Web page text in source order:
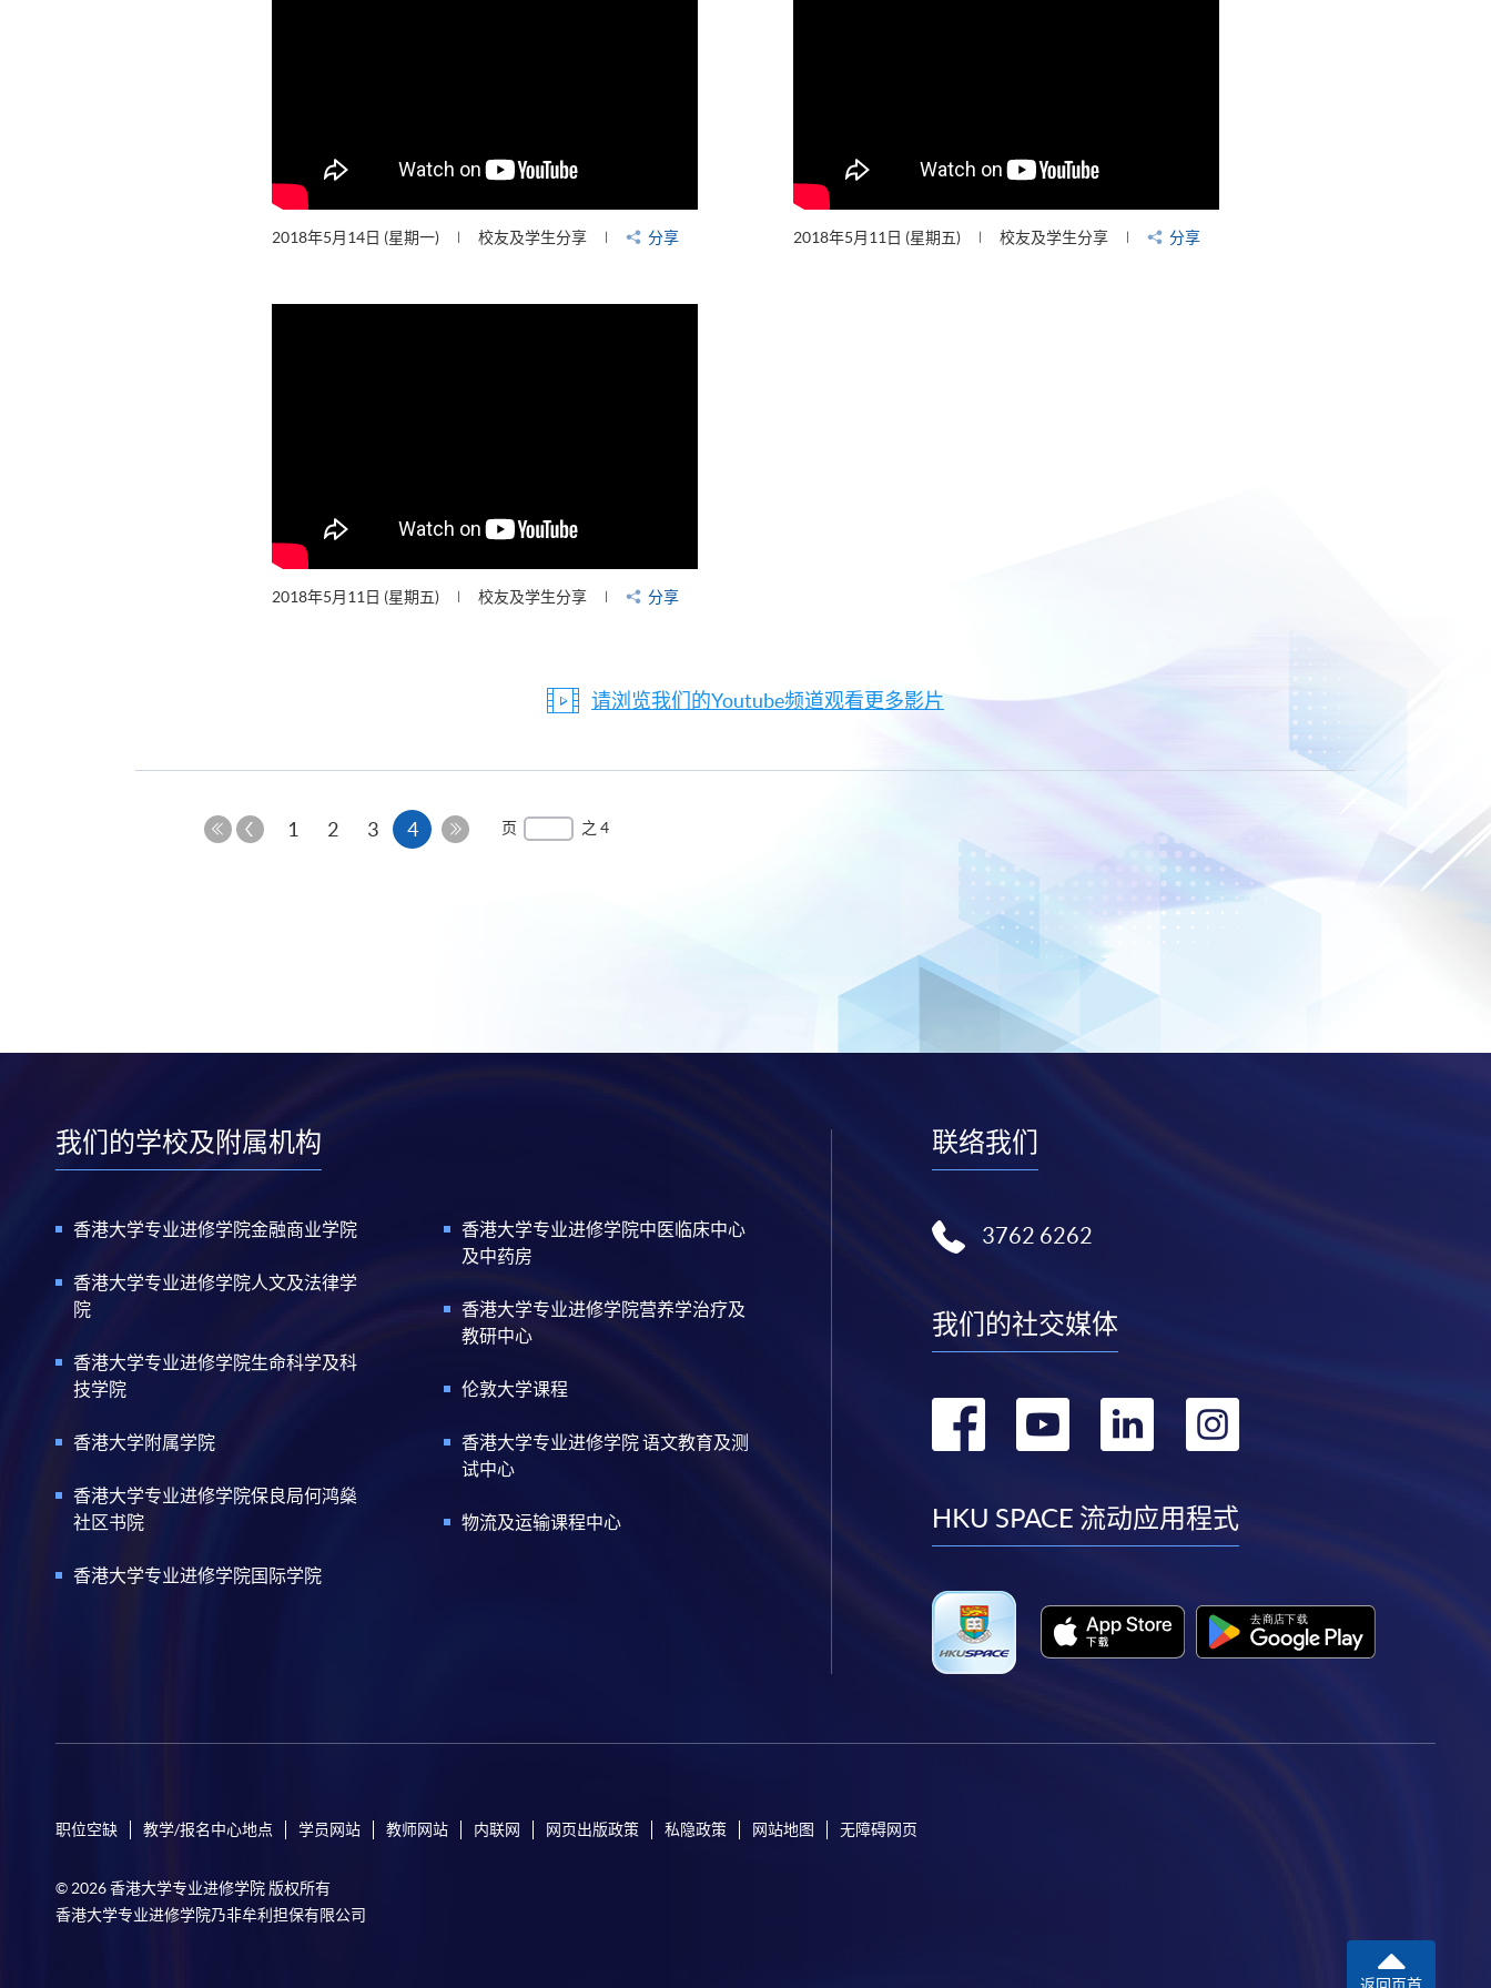
2018年5月14日 (星期一) 校友及学生分享 分享 2018年5月11日 (星期五) 校友及学生分享 分享
2018年5月11日 (星期五) 校友及学生分享 分享
请浏览我们的Youtube频道观看更多影片
上
1 2 3 4本
页 之 4
我们的学校及附属机构
香港大学专业进修学院金融商业学院
香港大学专业进修学院人文及法律学
院
香港大学专业进修学院生命科学及科
技学院
香港大学附属学院
香港大学专业进修学院保良局何鸿燊
社区书院
香港大学专业进修学院国际学院
香港大学专业进修学院中医临床中心
及中药房
香港大学专业进修学院营养学治疗及
教研中心
伦敦大学课程
香港大学专业进修学院 语文教育及测
试中心
物流及运输课程中心
联络我们
3762 6262
我们的社交媒体
转
facebook
转
youtube
转
linkedin
转
instagram
HKU SPACE 流动应用程式
职位空缺 教学/报名中心地点 学员网站 教师网站 内联网 网页出版政策 私隐政策 网站地图 无障碍网页
© 2026 香港大学专业进修学院 版权所有
香港大学专业进修学院乃非牟利担保有限公司